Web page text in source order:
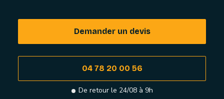
Demander un devis
04 78 20 00 56
De retour le 24/08 à 9h